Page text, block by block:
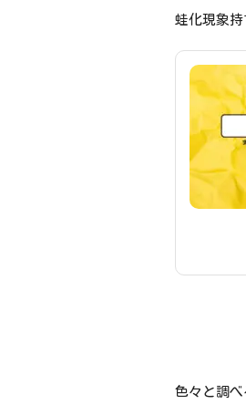
蛙化現象
色々と調